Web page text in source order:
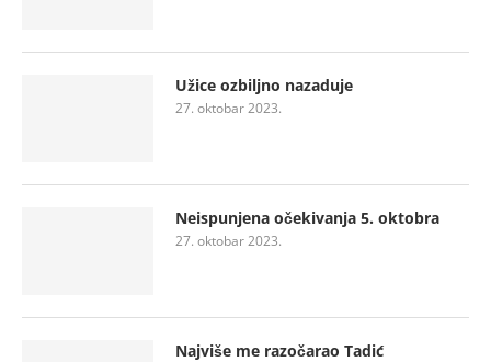
Užice ozbiljno nazaduje
27. oktobar 2023.
Neispunjena očekivanja 5. oktobra
27. oktobar 2023.
Najviše me razočarao Tadić